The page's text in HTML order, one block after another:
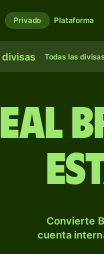
Privado Plataforma
Todas las
Convierte
cuenta